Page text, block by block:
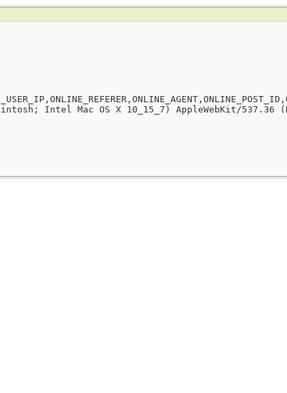
Intel Mac OS X 10_15_7) AppleWebKit/537.36